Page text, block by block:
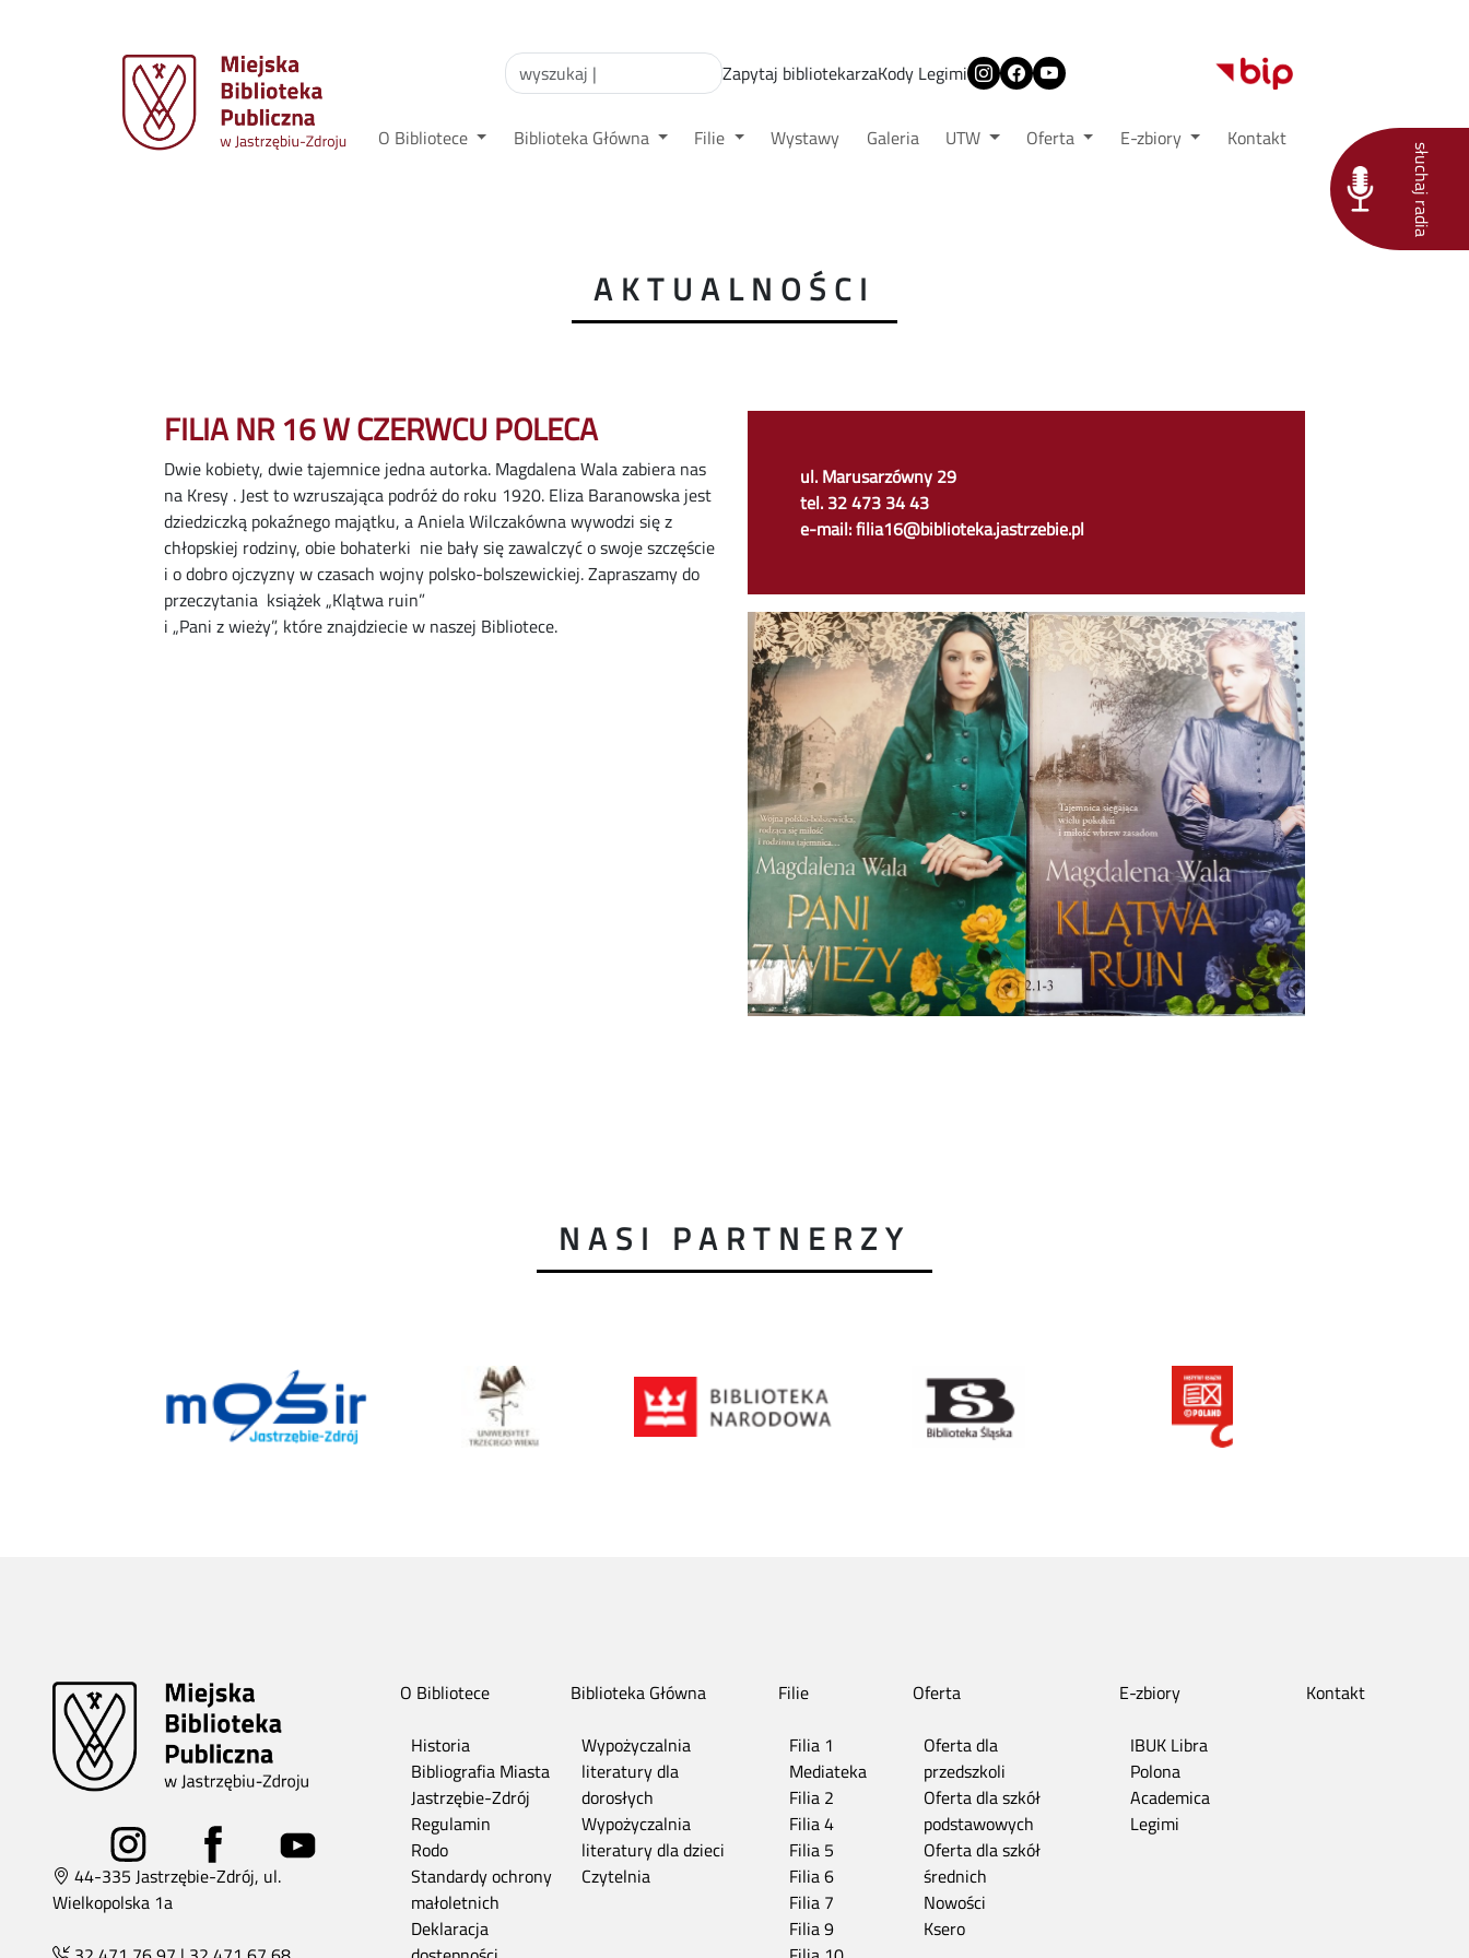
Zapytaj bibliotekarzaKody Legimi
O Bibliotece Biblioteka Główna Filie Wystawy Galeria UTW Oferta E-zbiory Kontakt
słuchaj radia
AKTUALNOŚCI
FILIA NR 16 W CZERWCU POLECA
Dwie kobiety, dwie tajemnice jedna autorka. Magdalena Wala zabiera nas
na Kresy . Jest to wzruszająca podróż do roku 1920. Eliza Baranowska jest
dziedziczką pokaźnego majątku, a Aniela Wilczakówna wywodzi się z
chłopskiej rodziny, obie bohaterki nie bały się zawalczyć o swoje szczęście
i o dobro ojczyzny w czasach wojny polsko-bolszewickiej. Zapraszamy do
przeczytania książek „Klątwa ruin”
i „Pani z wieży”, które znajdziecie w naszej Bibliotece.
ul. Marusarzówny 29
tel. 32 473 34 43
e-mail: filia16@biblioteka.jastrzebie.pl
NASI PARTNERZY
44-335 Jastrzębie-Zdrój, ul.
Wielkopolska 1a
O Bibliotece
Historia
Bibliografia Miasta
Jastrzębie-Zdrój
Regulamin
Rodo
Standardy ochrony
małoletnich
Deklaracja
Biblioteka Główna
Wypożyczalnia
literatury dla
dorosłych
Wypożyczalnia
literatury dla dzieci
Czytelnia
Filie
Filia 1
Mediateka
Filia 2
Filia 4
Filia 5
Filia 6
Filia 7
Filia 9
Oferta
Oferta dla
przedszkoli
Oferta dla szkół
podstawowych
Oferta dla szkół
średnich
Nowości
Ksero
E-zbiory
IBUK Libra
Polona
Academica
Legimi
Kontakt